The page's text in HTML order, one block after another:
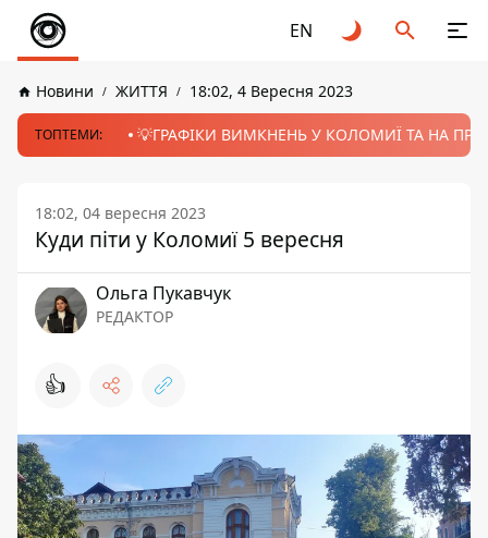
EN
Новини ЖИТТЯ 18:02, 4 Вересня 2023
ТОПТЕМИ: 💡ГРАФІКИ ВИМКНЕНЬ У КОЛОМИЇ ТА НА
18:02, 04 вересня 2023
Куди піти у Коломиї 5 вересня
Ольга Пукавчук
РЕДАКТОР
👍